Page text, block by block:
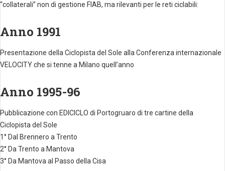
“collaterali” non di gestione FIAB, ma rilevanti per le reti ciclabili:
Anno 1991
Presentazione della Ciclopista del Sole alla Conferenza internazionale
VELOCITY che si tenne a Milano quell’anno
Anno 1995-96
Pubblicazione con EDICICLO di Portogruaro di tre cartine della
Ciclopista del Sole
1° Dal Brennero a Trento
2° Da Trento a Mantova
3° Da Mantova al Passo della Cisa